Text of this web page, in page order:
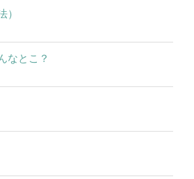
なとこ？